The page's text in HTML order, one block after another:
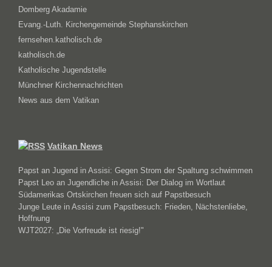
Domberg Akadamie
Evang.-Luth. Kirchengemeinde Stephanskirchen
fernsehen.katholisch.de
katholisch.de
Katholische Jugendstelle
Münchner Kirchennachrichten
News aus dem Vatikan
Vatikan News
Papst an Jugend in Assisi: Gegen Strom der Spaltung schwimmen
Papst Leo an Jugendliche in Assisi: Der Dialog im Wortlaut
Südamerikas Ortskirchen freuen sich auf Papstbesuch
Junge Leute in Assisi zum Papstbesuch: Frieden, Nächstenliebe,
Hoffnung
WJT2027: „Die Vorfreude ist riesig!"